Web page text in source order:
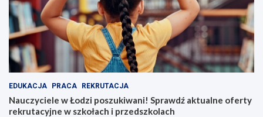
EDUKACJA PRACA REKRUTACJA
Nauczyciele w Łodzi poszukiwani! Sprawdź aktualne oferty
rekrutacyjne w szkołach i przedszkolach